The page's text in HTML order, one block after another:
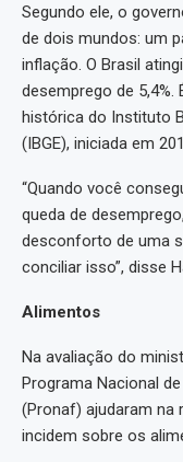
Segundo ele, o
de dois mundos: um
inflação. O Brasil
desemprego de
histórica do Instituto
(IBGE), iniciada em
“Quando você
queda de
desconforto de uma
conciliar isso”, disse
Alimentos
Na avaliação do
Programa Nacional
(Pronaf) ajudaram na
incidem sobre os